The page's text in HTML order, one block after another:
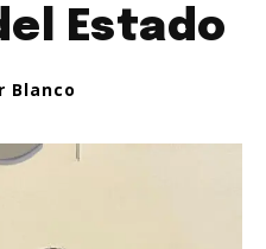
Estado
Blanco